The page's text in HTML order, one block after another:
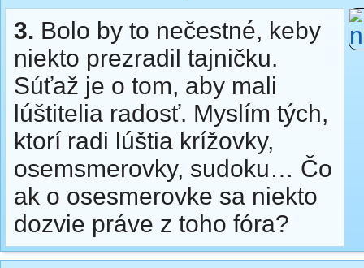
3. Bolo by to nečestné, keby
niekto prezradil tajničku.
Súťaž je o tom, aby mali
lúštitelia radosť. Myslím tých,
ktorí radi lúštia krížovky,
osemsmerovky, sudoku… Čo
ak o osesmerovke sa niekto
dozvie práve z toho fóra?